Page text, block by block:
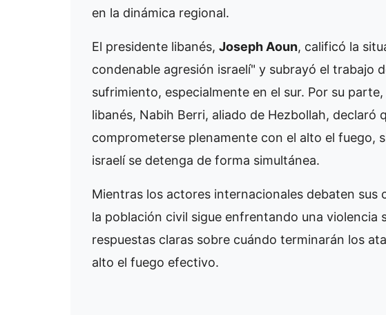
en la dinámica regional.
El presidente libanés, Joseph Aoun, calificó la
condenable agresión israelí" y subrayó el trabajo
sufrimiento, especialmente en el sur. Por su
libanés, Nabih Berri, aliado de Hezbollah, declaró
comprometerse plenamente con el alto el fuego,
israelí se detenga de forma simultánea.
Mientras los actores internacionales debaten sus
la población civil sigue enfrentando una violencia
respuestas claras sobre cuándo terminarán los
alto el fuego efectivo.